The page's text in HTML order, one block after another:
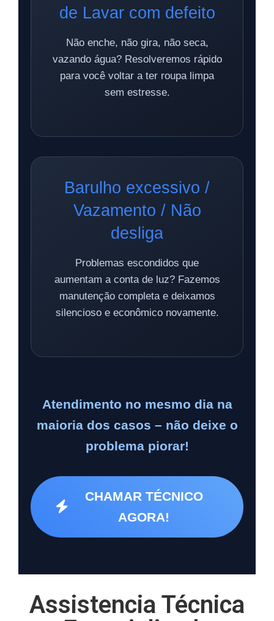
de Lavar com defeito
Não enche, não gira, não seca,
vazando água? Resolveremos rápido
para você voltar a ter roupa limpa
sem estresse.
Barulho excessivo /
Vazamento / Não
desliga
Problemas escondidos que
aumentam a conta de luz? Fazemos
manutenção completa e deixamos
silencioso e econômico novamente.
Atendimento no mesmo dia na
maioria dos casos – não deixe o
problema piorar!
CHAMAR TÉCNICO
AGORA!
Assistencia Técnica